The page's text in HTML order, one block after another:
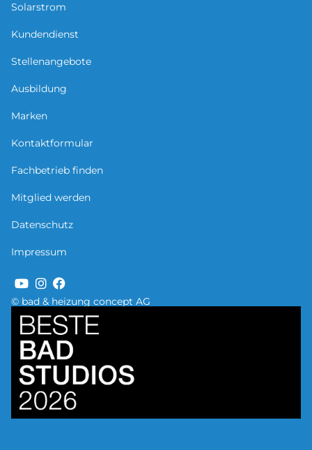
© bad & heizung concept AG
Solarstrom
Kundendienst
Stellenangebote
Ausbildung
Marken
Kontaktformular
Fachbetrieb finden
Mitglied werden
Datenschutz
Impressum